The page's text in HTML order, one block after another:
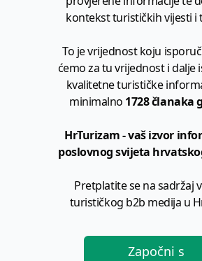
kontekst turističkih vijesti i
To je vrijednost koju
ćemo za tu vrijednost i dalje
kvalitetne turističke
minimalno 1728 članaka
HrTurizam - vaš izvor
poslovnog svijeta
Pretplatite se na sadržaj
turističkog b2b medija u
Započni s